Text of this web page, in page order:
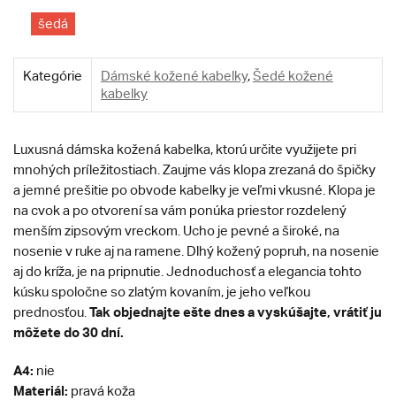
šedá
Kategórie Dámské kožené kabelky,Šedé kožené
kabelky
Luxusná dámska kožená kabelka, ktorú určite využijete pri
mnohých príležitostiach. Zaujme vás klopa zrezaná do špičky
a jemné prešitie po obvode kabelky je veľmi vkusné. Klopa je
na cvok a po otvorení sa vám ponúka priestor rozdelený
menším zipsovým vreckom. Ucho je pevné a široké, na
nosenie v ruke aj na ramene. Dlhý kožený popruh, na nosenie
aj do kríža, je na pripnutie. Jednoduchosť a elegancia tohto
kúsku spoločne so zlatým kovaním, je jeho veľkou
prednosťou. Tak objednajte ešte dnes a vyskúšajte, vrátiť ju
môžete do 30 dní.
A4: nie
Materiál: pravá koža